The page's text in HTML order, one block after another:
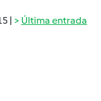
| Última entrada